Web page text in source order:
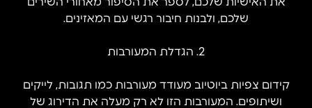
שלכם, ולבנות חיבור רגשי עם המאזינים.
2. הגדלת המעורבות
קידום צפיות ביוטיוב מעודד מעורבות כמו תגובות, לייקים
ושיתופים. המעורבות הזו לא רק מעלה את הדירוג של